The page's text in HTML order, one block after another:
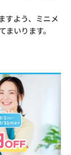
すよう、ミニメ
いります。